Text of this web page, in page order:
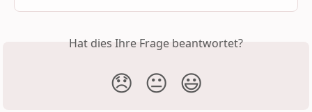
Hat dies Ihre Frage beantwortet?
😞 😐 😃